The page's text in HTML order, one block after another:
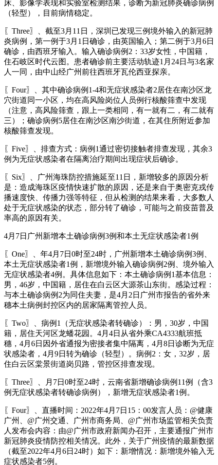
床、影像学表现和实验室检测结果，诊断为新冠肺炎确诊病例
（轻型），目前病情稳定。
〖Three〗、截至3月11日，深圳已发现三例境外输入的新冠肺
炎病例，第一例于3月1日确诊，由英国输入；第二例于3月6日
确诊，由西班牙输入。输入确诊病例2：33岁女性，中国籍，
住石岐区时代云图。患者确诊前主要活动轨迹1月24日与3名家
人一同，由中山经广州前往西班牙瓦伦西亚探亲。
〖Four〗、其中确诊病例1-4和无症状感染者2居住在南沙区龙
穴街道同一小区，均在高风险岗位人员例行核酸筛查中发现
（注意，高风险筛查，跟上一类相同，有一就有二，有二就有
三）；确诊病例5居住在南沙区南沙街道，在其住所附近参加
核酸筛查发现。
〖Five〗、排查方式：病例1通过密切接触者排查发现，其余3
例为无症状感染者在隔离治疗期间出现症状后确诊。
〖Six〗、广州海珠防控措施延至11日，新增较多的原因分析
是：造成海珠区疫情快速扩散的原因，还是来自于奥密克戎传
播速度快、传播力强等特征，但从检测的结果来看，大多数人
处于无症状感染的状态，部分转了确诊，可能与之前疫苗普及
率高的原因有关。
4月7日广州新增本土确诊病例3例和本土无症状感染者1例
〖One〗、年4月7日0时至24时，广州新增本土确诊病例3例、
本土无症状感染者1例，新增境外输入确诊病例2例、境外输入
无症状感染者4例。具体信息如下：本土确诊病例1基本信息：
男，46岁，中国籍，居住在白云区大源茶山东街。感染过程：
与本土确诊病例2为同住夫妻，是4月2日广州市报告的省外来
穗本土病例封控区内的居家隔离管控人员。
〖Two〗、病例1（无症状感染者转确诊）：男，30岁，中国
籍，居住天河区龙蟠花园。4月4日从省外乘CA4333航班抵
穗，4月6日因外省通报为密接者集中隔离，4月8日诊断为无症
状感染者，4月9日转为确诊（轻型）。病例2：女，32岁，居
住白云区棠景街道岗贝路，管控区排查发现。
〖Three〗、月7日0时至24时，云南省新增确诊病例11例（含3
例无症状感染者转确诊病例），新增无症状感染者1例。
〖Four〗、直播时间：2022年4月7日15：00发言人员：@健康
广州、@广州交通、广州市商务局、@广州市场监管相关负责
人发布会内容：由@广州市政府新闻办召开，主要通报广州市
新冠肺炎疫情防控相关情况。此外，关于广州疫情的最新数据
（截至2022年4月6日24时）如下：新增情况：新增境外输入无
症状感染者5例。